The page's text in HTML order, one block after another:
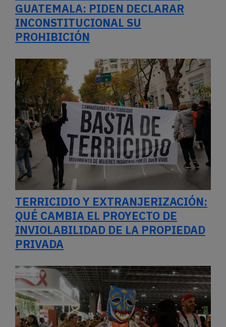
GUATEMALA: PIDEN DECLARAR
INCONSTITUCIONAL SU
PROHIBICIÓN
TERRICIDIO Y EXTRANJERIZACIÓN:
QUÉ CAMBIA EL PROYECTO DE
INVIOLABILIDAD DE LA PROPIEDAD
PRIVADA